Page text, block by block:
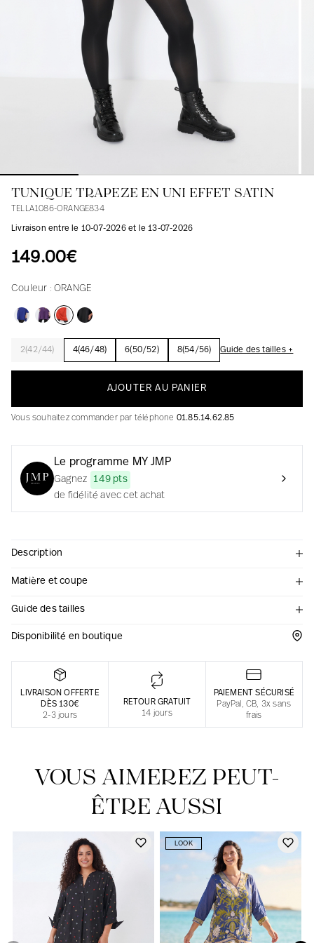
Blazers, Vestes
Pulls
Blazers, Vestes
Manteaux
Accessoires
En ligne avec les courbes des femmes
La création avec audace et passion
Notre actualité dans le journal
TUNIQUE TRAPEZE EN UNI EFFET SATIN
TELLA1086-ORANGE834
Livraison entre le 10-07-2026 et le 13-07-2026
149.00€
Couleur :ORANGE
2(42/44) 4(46/48) 6(50/52) 8(54/56) Guide des tailles +
AJOUTER AU PANIER
Vous souhaitez commander par téléphone 01.85.14.62.85
Le programme MY JMP
Gagnez
149 pts
de fidélité avec cet achat
Description
Matière et coupe
Guide des tailles
Disponibilité en boutique
LIVRAISON OFFERTE
DÈS 130€
2-3 jours
RETOUR GRATUIT
14 jours
PAIEMENT SÉCURISÉ
PayPal, CB, 3x sans
frais
VOUS AIMEREZ PEUT-
ÊTRE AUSSI
LOOK